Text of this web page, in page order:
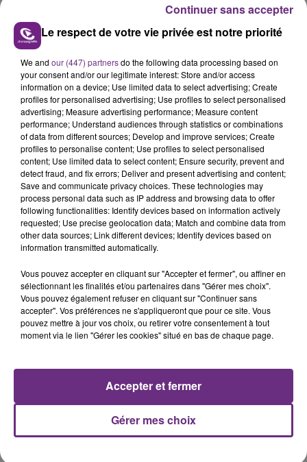
TITRES DIFFUSÉS
15h42
15h42
JULIEN LIEB
Dis-Moi Ou
15h38
15h38
NELLY FURTADO
Say It Right
15h36
15h36
ALEX WARREN
A L'ANTENNE
Le respect de votre vie privée est notre priorité
We and our (447) partnersdo the following data processing based on
your consent and/or our legitimate interest: Store and/or access
information on a device; Use limited data to select advertising; Create
profiles for personalised advertising; Use profiles to select personalised
advertising; Measure advertising performance; Measure content
performance; Understand audiences through statistics or combinations
of data from different sources; Develop and improve services; Create
profiles to personalise content; Use profiles to select personalised
content; Use limited data to select content; Ensure security, prevent and
detect fraud, and fix errors; Deliver and present advertising and content;
Save and communicate privacy choices. These technologies may
process personal data such as IP address and browsing data to offer
following functionalities: Identify devices based on information actively
requested; Use precise geolocation data; Match and combine data from
other data sources; Link different devices; Identify devices based on
information transmitted automatically.
Vous pouvez accepter en cliquant sur "Accepter et fermer", ou affiner en
sélectionnant les finalités et/ou partenaires dans "Gérer mes choix".
Vous pouvez également refuser en cliquant sur "Continuer sans
accepter". Vos préférences ne s'appliqueront que pour ce site. Vous
pouvez mettre à jour vos choix, ou retirer votre consentement à tout
moment via le lien "Gérer les cookies" situé en bas de chaque page.
Gérer mes choix
Accepter et fermer
Continuer sans accepter